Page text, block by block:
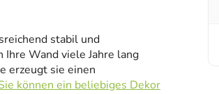
stabil und
Wand viele Jahre lang
erzeugt sie einen
können ein beliebiges Dekor